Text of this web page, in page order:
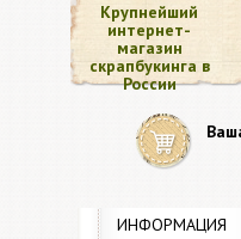
Крупнейший
интернет-
магазин
скрапбукинга в
России
ИНФОРМАЦИЯ